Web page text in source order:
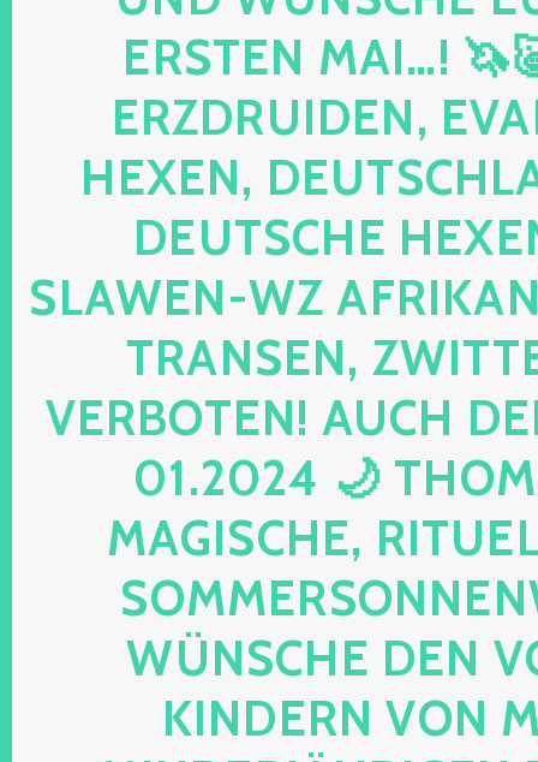
ERSTEN MAI…!
ERZDRUIDEN,
HEXEN,
DEUTSCHE
SLAWEN-WZ
TRANSEN,
VERBOTEN! AUCH
01.2024 🌙
MAGISCHE,
ÜNSCHE DEN
INDERN VON